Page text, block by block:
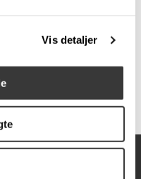
Vis detaljer
4.398,00 DKK